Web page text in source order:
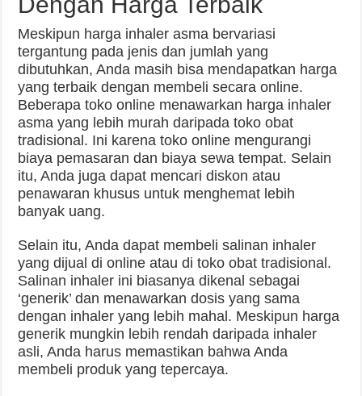
Meskipun harga inhaler asma bervariasi
tergantung pada jenis dan jumlah yang
dibutuhkan, Anda masih bisa mendapatkan harga
yang terbaik dengan membeli secara online.
Beberapa toko online menawarkan harga inhaler
asma yang lebih murah daripada toko obat
tradisional. Ini karena toko online mengurangi
biaya pemasaran dan biaya sewa tempat. Selain
itu, Anda juga dapat mencari diskon atau
penawaran khusus untuk menghemat lebih
banyak uang.
Selain itu, Anda dapat membeli salinan inhaler
yang dijual di online atau di toko obat tradisional.
Salinan inhaler ini biasanya dikenal sebagai
‘generik’ dan menawarkan dosis yang sama
dengan inhaler yang lebih mahal. Meskipun harga
generik mungkin lebih rendah daripada inhaler
asli, Anda harus memastikan bahwa Anda
membeli produk yang tepercaya.